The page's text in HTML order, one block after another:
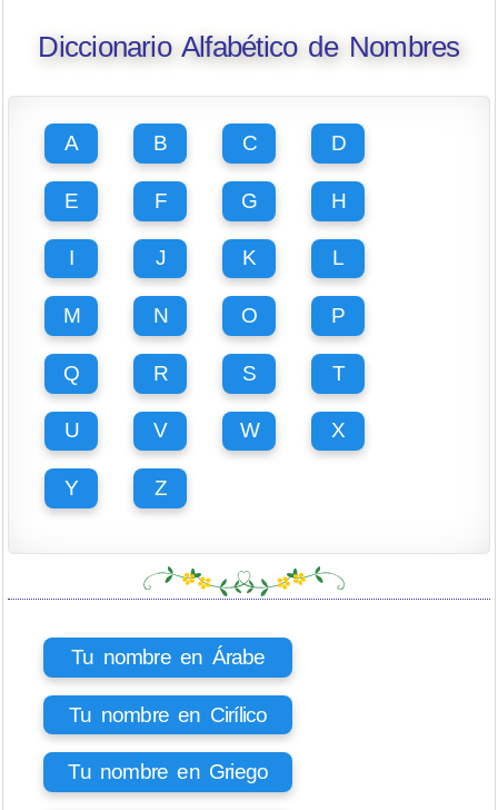
Diccionario Alfabético de Nombres
A B C D
E F G H
I J K L
M N O P
Q R S T
U V W X
Y Z
Tu nombre en Árabe
Tu nombre en Cirílico
Tu nombre en Griego